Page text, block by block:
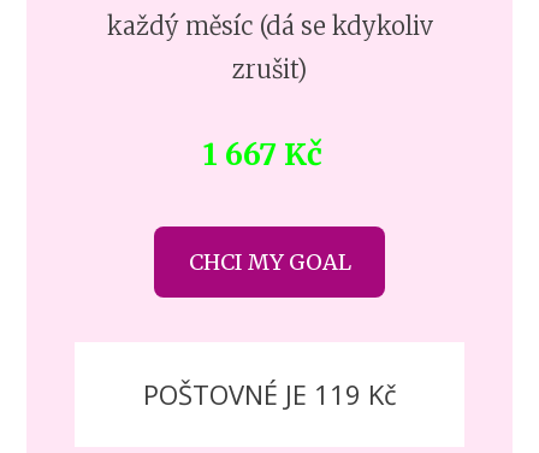
každý měsíc (dá se kdykoliv
zrušit)
1 667 Kč
CHCI MY GOAL
POŠTOVNÉ JE 119 Kč